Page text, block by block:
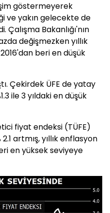
göstermeyerek
ve yakın gelecekte de
Çalışma Bakanlığı'nın
değişmezken yıllık
2016'dan beri en düşük
Çekirdek ÜFE de yatay
ile 3 yıldaki en düşük
fiyat endeksi (TÜFE)
2.1 artmış, yıllık enflasyon
en yüksek seviyeye